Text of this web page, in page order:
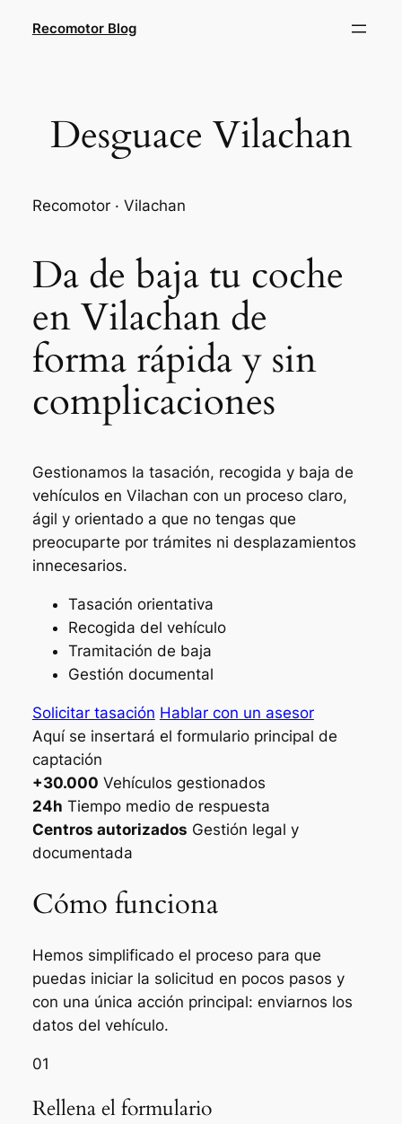
Recomotor Blog
Desguace Vilachan
Recomotor · Vilachan
Da de baja tu coche
en Vilachan de
forma rápida y sin
complicaciones
Gestionamos la tasación, recogida y baja de
vehículos en Vilachan con un proceso claro,
ágil y orientado a que no tengas que
preocuparte por trámites ni desplazamientos
innecesarios.
Tasación orientativa
Recogida del vehículo
Tramitación de baja
Gestión documental
Solicitar tasación Hablar con un asesor
Aquí se insertará el formulario principal de
captación
+30.000 Vehículos gestionados
24h Tiempo medio de respuesta
Centros autorizados Gestión legal y
documentada
Cómo funciona
Hemos simplificado el proceso para que
puedas iniciar la solicitud en pocos pasos y
con una única acción principal: enviarnos los
datos del vehículo.
01
Rellena el formulario